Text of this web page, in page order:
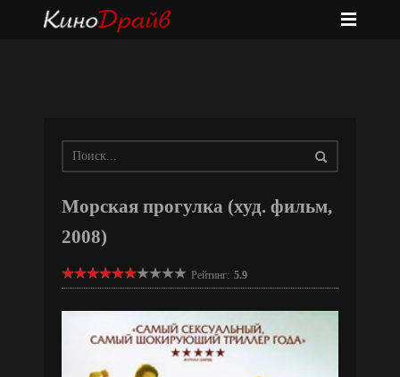
Морская прогулка (худ. фильм,
2008)
Рейтинг: 5.9